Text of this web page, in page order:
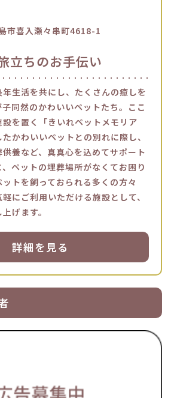
市喜入瀬々串町4618-1
立ちのお手伝い
生活を共にし、たくさんの癒しを
同然のかわいいペットたち。ここ
を置く「きいれペットメモリア
かわいいペットとの別れに際し、
養など、真真心を込めてサポート
ペットの埋葬場所がなくてお困り
トを飼っておられる多くの方々
にご利用いただける施設として、
げます。
詳細を見る